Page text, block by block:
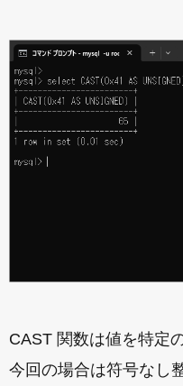
CAST 関数は値を特定
今回の場合は符号なし